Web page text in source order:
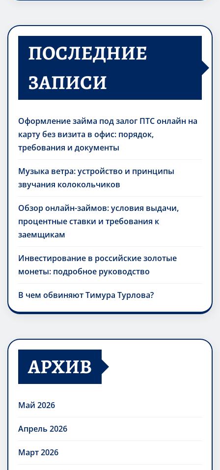
ПОСЛЕДНИЕ
ЗАПИСИ
Оформление займа под залог ПТС онлайн на
карту без визита в офис: порядок,
требования и документы
Музыка ветра: устройство и принципы
звучания колокольчиков
Обзор онлайн-займов: условия выдачи,
процентные ставки и требования к
заемщикам
Инвестирование в российские золотые
монеты: подробное руководство
В чем обвиняют Тимура Турлова?
АРХИВ
Май 2026
Апрель 2026
Март 2026